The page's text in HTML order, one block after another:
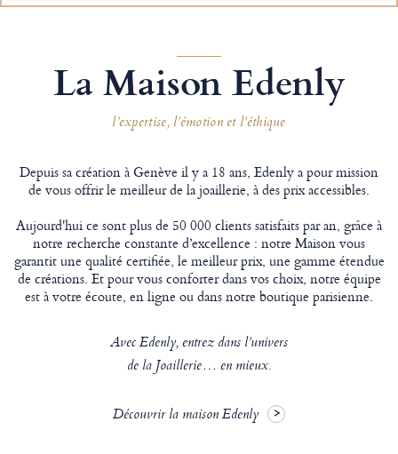
La Maison Edenly
l’expertise, l’émotion et l’éthique
Depuis sa création à Genève il y a 18 ans, Edenly a pour mission
de vous offrir le meilleur de la joaillerie, à des prix accessibles.
Aujourd'hui ce sont plus de 50 000 clients satisfaits par an, grâce à
notre recherche constante d’excellence : notre Maison vous
garantit une qualité certifiée, le meilleur prix, une gamme étendue
de créations. Et pour vous conforter dans vos choix, notre équipe
est à votre écoute, en ligne ou dans notre boutique parisienne.
Avec Edenly, entrez dans l’univers
de la Joaillerie… en mieux.
Découvrir la maison Edenly